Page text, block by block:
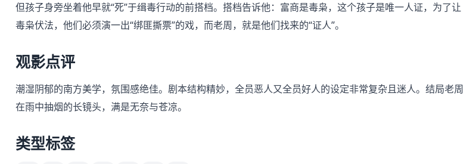
但孩子身旁坐着他早就“死”于缉毒行动的前搭档。搭档告诉他：富商是毒枭，这个孩子是唯一人证，为了让
毒枭伏法，他们必须演一出“绑匪撕票”的戏，而老周，就是他们找来的“证人”。
观影点评
潮湿阴郁的南方美学，氛围感绝佳。剧本结构精妙，全员恶人又全员好人的设定非常复杂且迷人。结局老周
在雨中抽烟的长镜头，满是无奈与苍凉。
类型标签